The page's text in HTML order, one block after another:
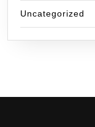
Uncategorized